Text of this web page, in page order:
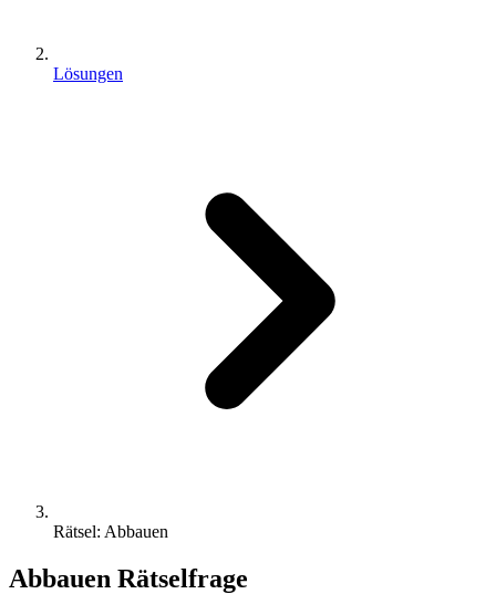
Lösungen
Rätsel: Abbauen
Abbauen Rätselfrage